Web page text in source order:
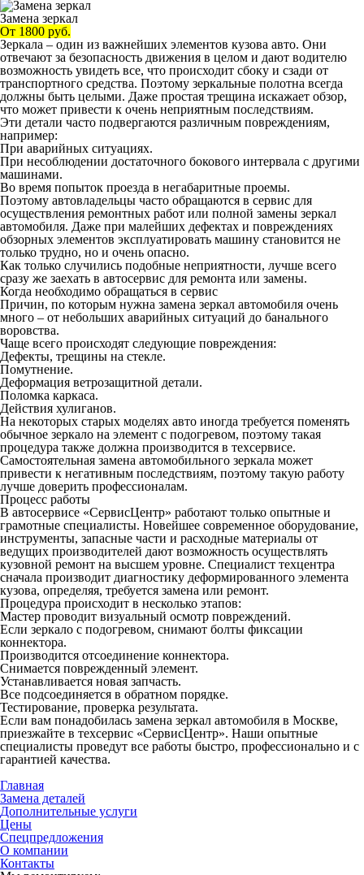
Замена зеркал
От 1800 руб.
Зеркала – один из важнейших элементов кузова авто. Они
отвечают за безопасность движения в целом и дают водителю
возможность увидеть все, что происходит сбоку и сзади от
транспортного средства. Поэтому зеркальные полотна всегда
должны быть целыми. Даже простая трещина искажает обзор,
что может привести к очень неприятным последствиям.
Эти детали часто подвергаются различным повреждениям,
например:
При аварийных ситуациях.
При несоблюдении достаточного бокового интервала с другими
машинами.
Во время попыток проезда в негабаритные проемы.
Поэтому автовладельцы часто обращаются в сервис для
осуществления ремонтных работ или полной замены зеркал
автомобиля. Даже при малейших дефектах и повреждениях
обзорных элементов эксплуатировать машину становится не
только трудно, но и очень опасно.
Как только случились подобные неприятности, лучше всего
сразу же заехать в автосервис для ремонта или замены.
Когда необходимо обращаться в сервис
Причин, по которым нужна замена зеркал автомобиля очень
много – от небольших аварийных ситуаций до банального
воровства.
Чаще всего происходят следующие повреждения:
Дефекты, трещины на стекле.
Помутнение.
Деформация ветрозащитной детали.
Поломка каркаса.
Действия хулиганов.
На некоторых старых моделях авто иногда требуется поменять
обычное зеркало на элемент с подогревом, поэтому такая
процедура также должна производится в техсервисе.
Самостоятельная замена автомобильного зеркала может
привести к негативным последствиям, поэтому такую работу
лучше доверить профессионалам.
Процесс работы
В автосервисе «СервисЦентр» работают только опытные и
грамотные специалисты. Новейшее современное оборудование,
инструменты, запасные части и расходные материалы от
ведущих производителей дают возможность осуществлять
кузовной ремонт на высшем уровне. Специалист техцентра
сначала производит диагностику деформированного элемента
кузова, определяя, требуется замена или ремонт.
Процедура происходит в несколько этапов:
Мастер проводит визуальный осмотр повреждений.
Если зеркало с подогревом, снимают болты фиксации
коннектора.
Производится отсоединение коннектора.
Снимается поврежденный элемент.
Устанавливается новая запчасть.
Все подсоединяется в обратном порядке.
Тестирование, проверка результата.
Если вам понадобилась замена зеркал автомобиля в Москве,
приезжайте в техсервис «СервисЦентр». Наши опытные
специалисты проведут все работы быстро, профессионально и с
гарантией качества.
Главная
Замена деталей
Дополнительные услуги
Цены
Спецпредложения
О компании
Контакты